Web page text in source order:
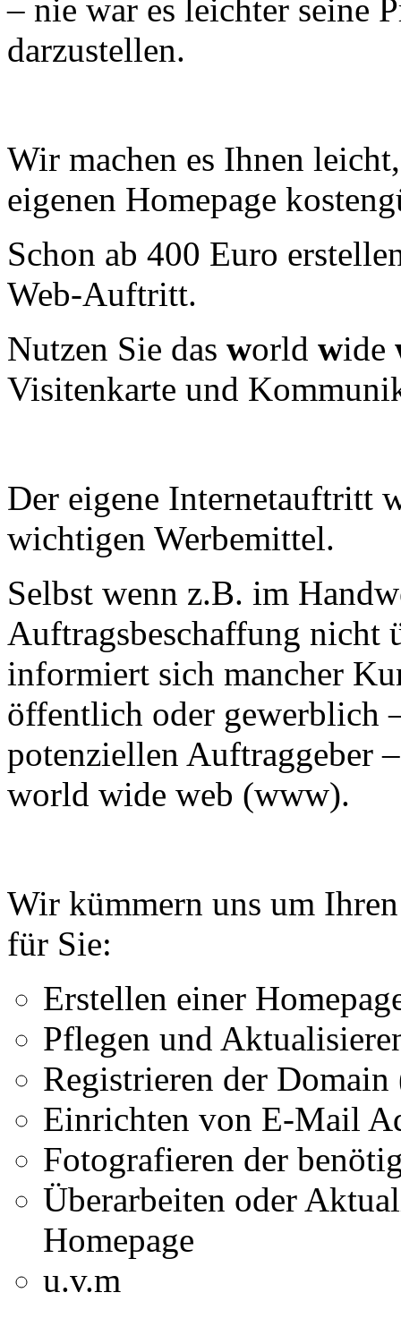
– nie war es leichter seine
darzustellen.
Wir machen es Ihnen
eigenen Homepage
Schon ab 400 Euro
Web-Auftritt.
Nutzen Sie das world wide
Visitenkarte und
Der eigene Internetauftritt
wichtigen Werbemittel.
Selbst wenn z.B. im
Auftragsbeschaffung nicht
informiert sich mancher
öffentlich oder gewerblich
potenziellen Auftraggeber
world wide web (www).
Wir kümmern uns um
für Sie:
Erstellen einer
Pflegen und
Registrieren der
Einrichten von E-Mail
Fotografieren der
Überarbeiten oder
Homepage
u.v.m